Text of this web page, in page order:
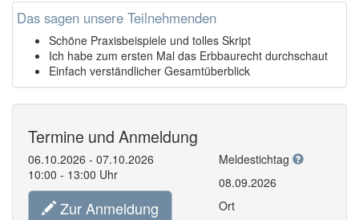
Das sagen unsere Teilnehmenden
Schöne Praxisbeispiele und tolles Skript
Ich habe zum ersten Mal das Erbbaurecht durchschaut
Einfach verständlicher Gesamtüberblick
Termine und Anmeldung
06.10.2026 - 07.10.2026
10:00 - 13:00 Uhr
Zur Anmeldung
Meldestichtag
08.09.2026
Ort